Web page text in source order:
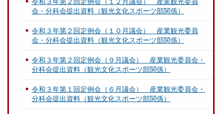
会・分科会提出資料（観光文化スポーツ部関係）
令和３年第２回定例会（１０月議会） 産業観光委員
会・分科会提出資料（観光文化スポーツ部関係）
令和３年第２回定例会（９月議会） 産業観光委員会・
分科会提出資料（観光文化スポーツ部関係）
令和３年第１回定例会（６月議会） 産業観光委員会・
分科会提出資料（観光文化スポーツ部関係）